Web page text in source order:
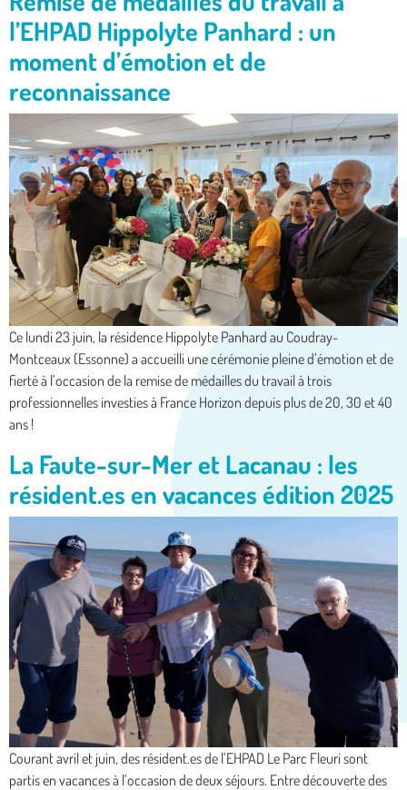
l’EHPAD Hippolyte Panhard : un
moment d’émotion et de
reconnaissance
Ce lundi 23 juin, la résidence Hippolyte Panhard au Coudray-
Montceaux (Essonne) a accueilli une cérémonie pleine d’émotion et de
fierté à l’occasion de la remise de médailles du travail à trois
professionnelles investies à France Horizon depuis plus de 20, 30 et 40
ans !
La Faute-sur-Mer et Lacanau : les
résident.es en vacances édition 2025
Courant avril et juin, des résident.es de l’EHPAD Le Parc Fleuri sont
partis en vacances à l’occasion de deux séjours. Entre découverte des